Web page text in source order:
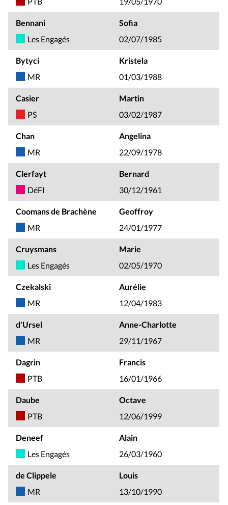
Bennani
Sofia
Les Engagés
02/07/1985
Bytyci
Kristela
MR
01/03/1988
Casier
Martin
PS
03/02/1987
Chan
Angelina
MR
22/09/1978
Clerfayt
Bernard
DéFI
30/12/1961
Coomans de Brachène
Geoffroy
MR
24/01/1977
Cruysmans
Marie
Les Engagés
02/05/1970
Czekalski
Aurélie
MR
12/04/1983
d'Ursel
Anne-Charlotte
MR
29/11/1967
Dagrin
Francis
PTB
16/01/1966
Daube
Octave
PTB
12/06/1999
Deneef
Alain
Les Engagés
26/03/1960
de Clippele
Louis
MR
13/10/1990